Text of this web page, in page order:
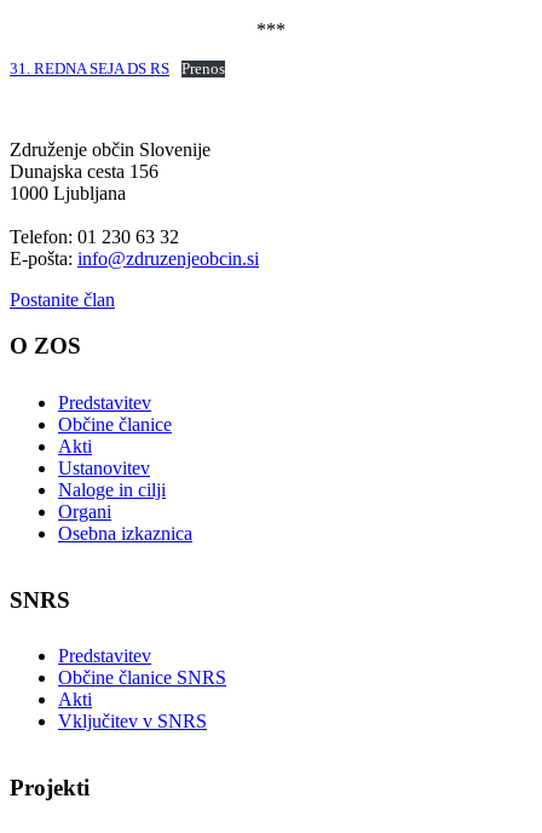
***
31. REDNA SEJA DS RS Prenos
Združenje občin Slovenije
Dunajska cesta 156
1000 Ljubljana
Telefon: 01 230 63 32
E-pošta: info@zdruzenjeobcin.si
Postanite član
O ZOS
Predstavitev
Občine članice
Akti
Ustanovitev
Naloge in cilji
Organi
Osebna izkaznica
SNRS
Predstavitev
Občine članice SNRS
Akti
Vključitev v SNRS
Projekti